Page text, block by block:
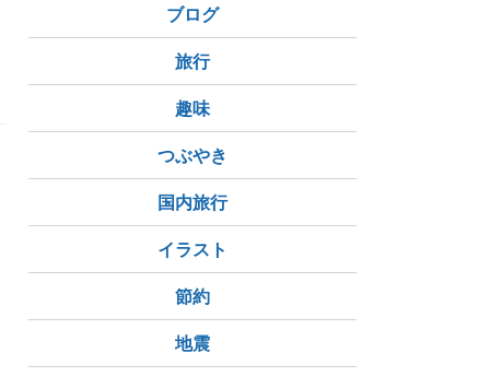
ブログ
旅行
趣味
つぶやき
国内旅行
イラスト
節約
地震